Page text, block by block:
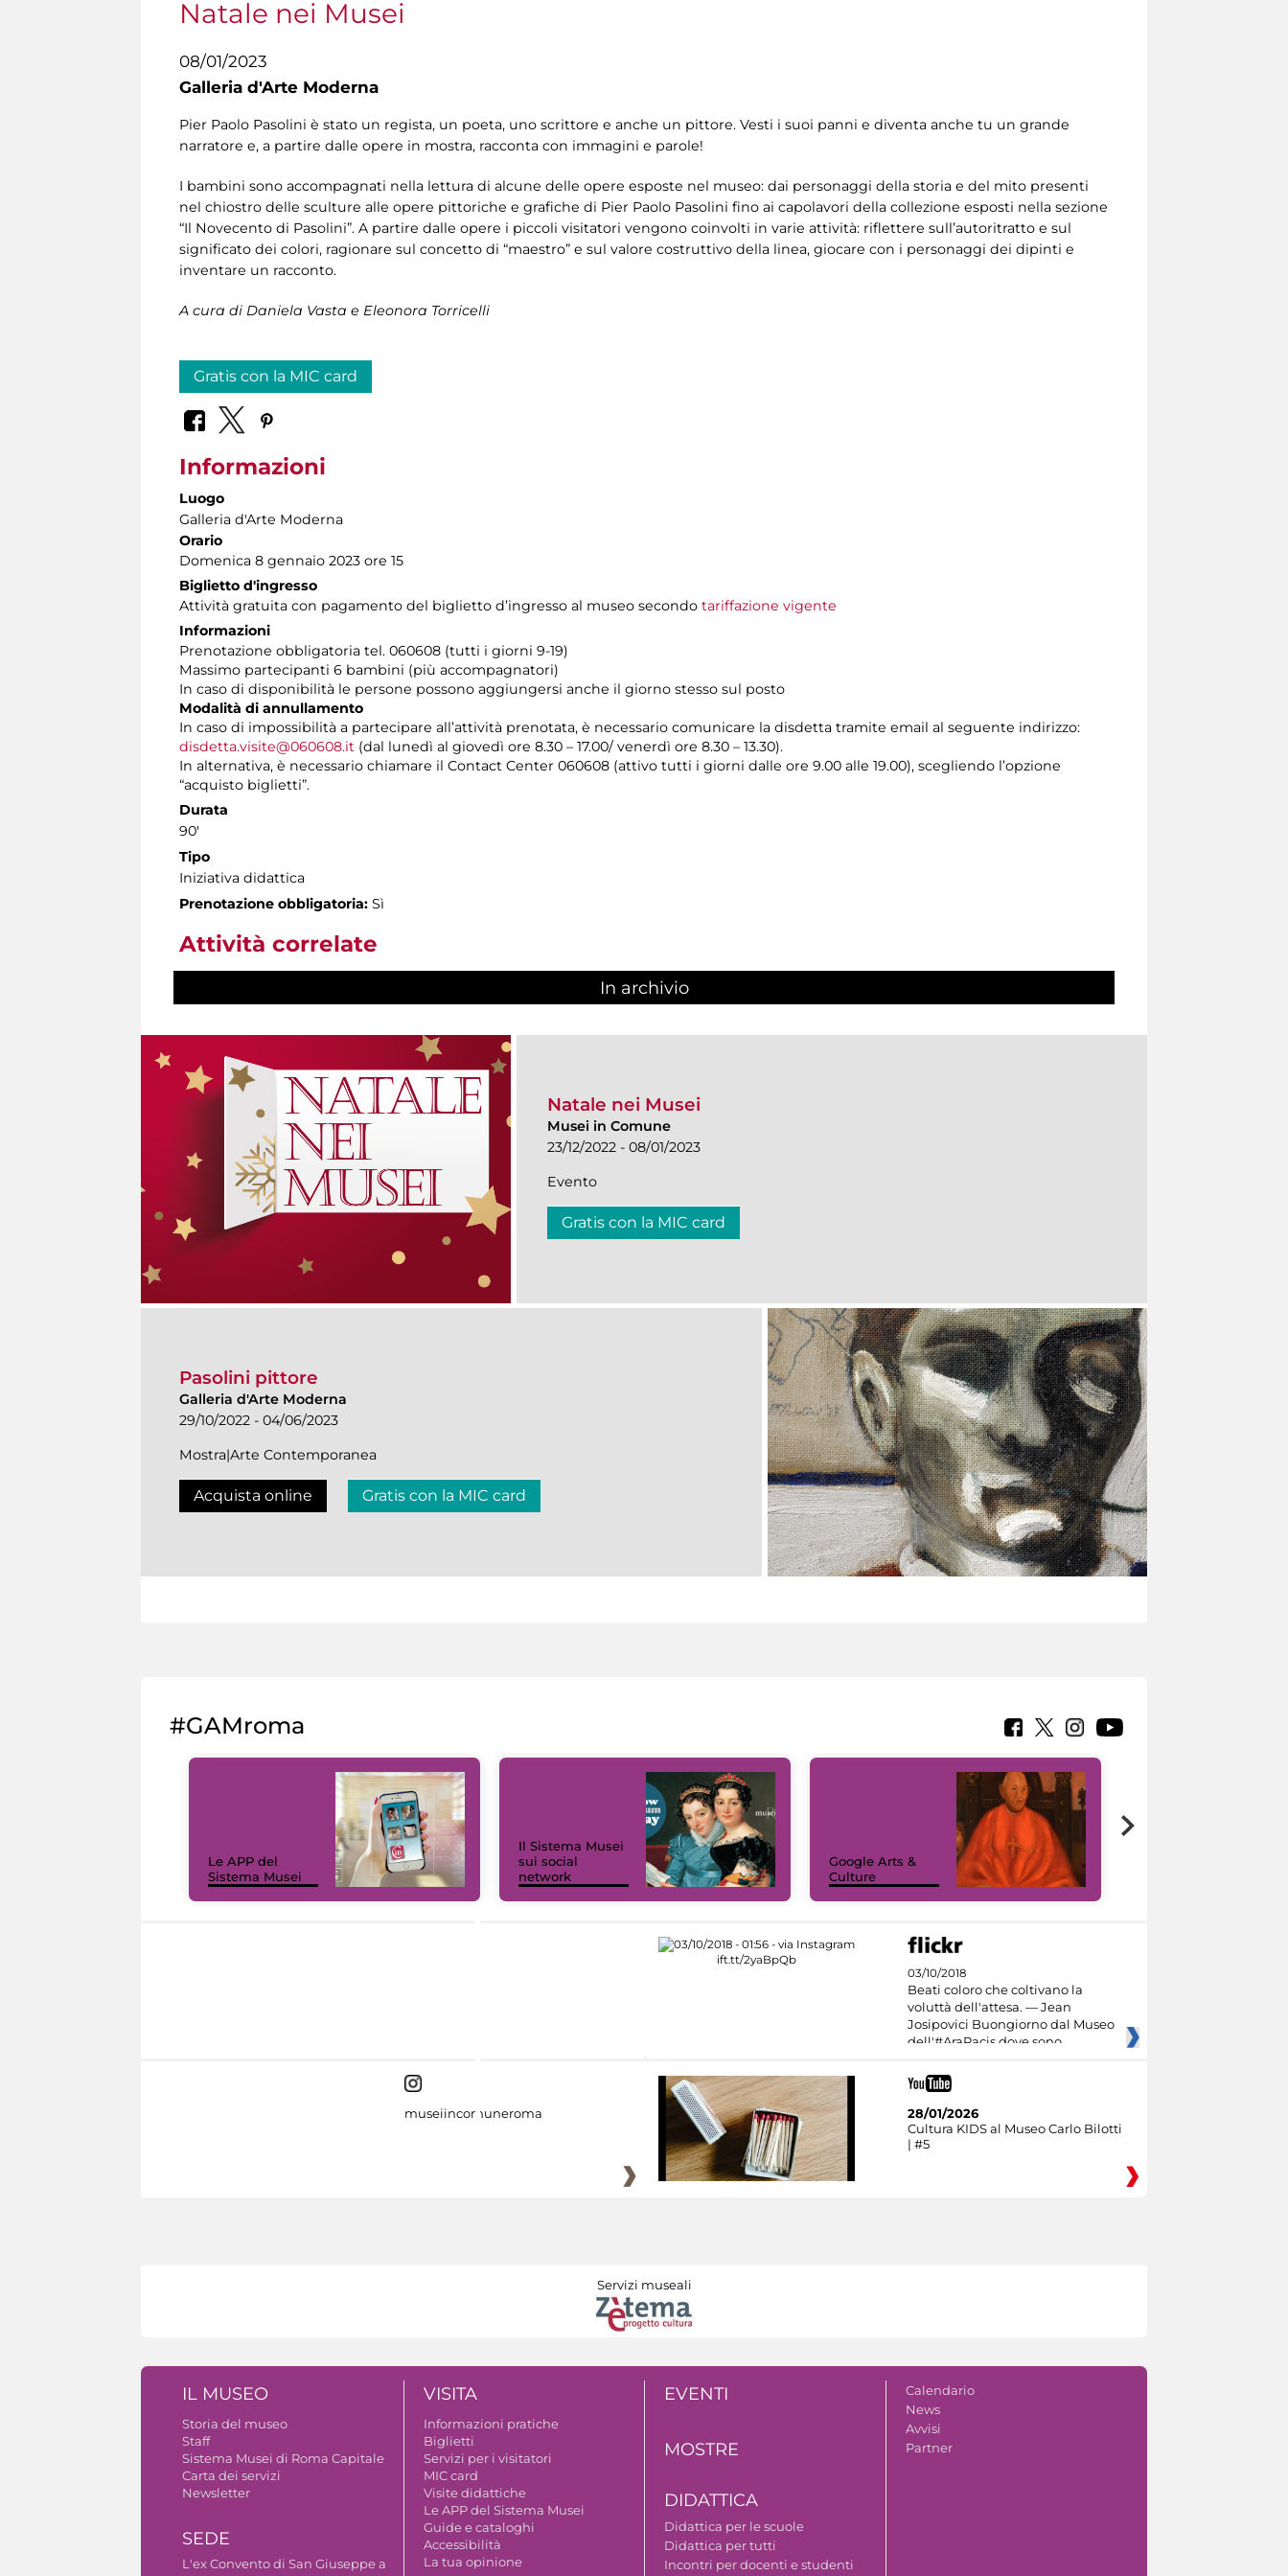
Natale nei Musei
08/01/2023
Galleria d'Arte Moderna
Pier Paolo Pasolini è stato un regista, un poeta, uno scrittore e anche un pittore. Vesti i suoi panni e diventa anche tu un grande
narratore e, a partire dalle opere in mostra, racconta con immagini e parole!
I bambini sono accompagnati nella lettura di alcune delle opere esposte nel museo: dai personaggi della storia e del mito presenti
nel chiostro delle sculture alle opere pittoriche e grafiche di Pier Paolo Pasolini fino ai capolavori della collezione esposti nella sezione
“Il Novecento di Pasolini”. A partire dalle opere i piccoli visitatori vengono coinvolti in varie attività: riflettere sull’autoritratto e sul
significato dei colori, ragionare sul concetto di “maestro” e sul valore costruttivo della linea, giocare con i personaggi dei dipinti e
inventare un racconto.
A cura di Daniela Vasta e Eleonora Torricelli
Gratis con la MIC card
Informazioni
Luogo
Galleria d'Arte Moderna
Orario
Domenica 8 gennaio 2023 ore 15
Biglietto d'ingresso
Attività gratuita con pagamento del biglietto d’ingresso al museo secondo tariffazione vigente
Informazioni
Prenotazione obbligatoria tel. 060608 (tutti i giorni 9-19)
Massimo partecipanti 6 bambini (più accompagnatori)
In caso di disponibilità le persone possono aggiungersi anche il giorno stesso sul posto
Modalità di annullamento
In caso di impossibilità a partecipare all’attività prenotata, è necessario comunicare la disdetta tramite email al seguente indirizzo:
disdetta.visite@060608.it (dal lunedì al giovedì ore 8.30 – 17.00/ venerdì ore 8.30 – 13.30).
In alternativa, è necessario chiamare il Contact Center 060608 (attivo tutti i giorni dalle ore 9.00 alle 19.00), scegliendo l’opzione
“acquisto biglietti”.
Durata
90'
Tipo
Iniziativa didattica
Prenotazione obbligatoria: Sì
Attività correlate
In archivio
Natale nei Musei
Musei in Comune
23/12/2022 - 08/01/2023
Evento
Gratis con la MIC card
Pasolini pittore
Galleria d'Arte Moderna
29/10/2022 - 04/06/2023
Mostra|Arte Contemporanea
Acquista online Gratis con la MIC card
#GAMroma
Le APP del
Sistema Musei
Il Sistema Musei
sui social
network
Google Arts &
Culture
03/10/2018
Beati coloro che coltivano la
voluttà dell'attesa. — Jean
Josipovici Buongiorno dal Museo
dell'#AraPacis dove sono
museiincomuneroma
28/01/2026
Cultura KIDS al Museo Carlo Bilotti
| #5
Servizi museali
IL MUSEO
Storia del museo
Staff
Sistema Musei di Roma Capitale
Carta dei servizi
Newsletter
SEDE
L'ex Convento di San Giuseppe a
VISITA
Informazioni pratiche
Biglietti
Servizi per i visitatori
MIC card
Visite didattiche
Le APP del Sistema Musei
Guide e cataloghi
Accessibilità
La tua opinione
EVENTI
MOSTRE
DIDATTICA
Didattica per le scuole
Didattica per tutti
Incontri per docenti e studenti
Calendario
News
Avvisi
Partner